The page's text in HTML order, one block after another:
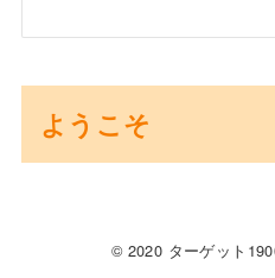
ようこそ
© 2020 ターゲット